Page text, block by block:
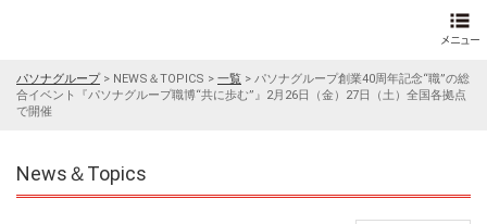
パソナグループ> NEWS＆TOPICS > 一覧 > パソナグループ創業40周年記念“職”の総
合イベント『パソナグループ職博“共に歩む”』2月26日（金）27日（土）全国各拠点
で開催
News＆Topics